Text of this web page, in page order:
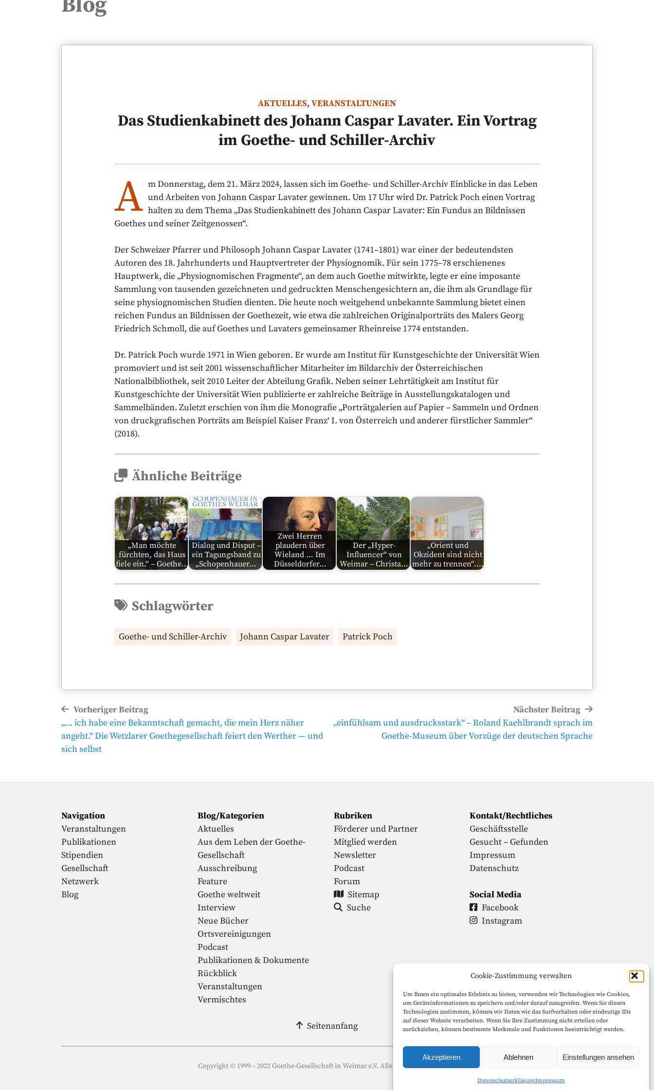
Cookie-Zustimmung verwalten
Um Ihnen ein optimales Erlebnis zu bieten, verwenden wir Technologien wie Cookies,
um Geräteinformationen zu speichern und/oder darauf zuzugreifen. Wenn Sie diesen
Technologien zustimmen, können wir Daten wie das Surfverhalten oder eindeutige IDs
auf dieser Website verarbeiten. Wenn Sie Ihre Zustimmung nicht erteilen oder
zurückziehen, können bestimmte Merkmale und Funktionen beeinträchtigt werden.
Akzeptieren Ablehnen Einstellungen ansehen
DatenschutzerklärungImpressum
AKTUELLES, VERANSTALTUNGEN
Das Studienkabinett des Johann Caspar Lavater. Ein Vortrag
im Goethe- und Schiller-Archiv
A m Donnerstag, dem 21. März 2024, lassen sich im Goethe- und Schiller-Archiv Einblicke in das Leben
und Arbeiten von Johann Caspar Lavater gewinnen. Um 17 Uhr wird Dr. Patrick Poch einen Vortrag
halten zu dem Thema „Das Studienkabinett des Johann Caspar Lavater: Ein Fundus an Bildnissen
Goethes und seiner Zeitgenossen“.
Der Schweizer Pfarrer und Philosoph Johann Caspar Lavater (1741–1801) war einer der bedeutendsten
Autoren des 18. Jahrhunderts und Hauptvertreter der Physiognomik. Für sein 1775–78 erschienenes
Hauptwerk, die „Physiognomischen Fragmente“, an dem auch Goethe mitwirkte, legte er eine imposante
Sammlung von tausenden gezeichneten und gedruckten Menschengesichtern an, die ihm als Grundlage für
seine physiognomischen Studien dienten. Die heute noch weitgehend unbekannte Sammlung bietet einen
reichen Fundus an Bildnissen der Goethezeit, wie etwa die zahlreichen Originalporträts des Malers Georg
Friedrich Schmoll, die auf Goethes und Lavaters gemeinsamer Rheinreise 1774 entstanden.
Dr. Patrick Poch wurde 1971 in Wien geboren. Er wurde am Institut für Kunstgeschichte der Universität Wien
promoviert und ist seit 2001 wissenschaftlicher Mitarbeiter im Bildarchiv der Österreichischen
Nationalbibliothek, seit 2010 Leiter der Abteilung Grafik. Neben seiner Lehrtätigkeit am Institut für
Kunstgeschichte der Universität Wien publizierte er zahlreiche Beiträge in Ausstellungskatalogen und
Sammelbänden. Zuletzt erschien von ihm die Monografie „Porträtgalerien auf Papier – Sammeln und Ordnen
von druckgrafischen Porträts am Beispiel Kaiser Franz‘ I. von Österreich und anderer fürstlicher Sammler“
(2018).
Ähnliche Beiträge
„Man möchte
fürchten, das Haus
fiele ein.“ – Goethe…
Dialog und Disput –
ein Tagungsband zu
„Schopenhauer…
Zwei Herren
plaudern über
Wieland … Im
Düsseldorfer…
Der „Hyper-
Influencer“ von
Weimar – Christa…
„Orient und
Okzident sind nicht
mehr zu trennen“.…
Schlagwörter
Goethe- und Schiller-Archiv Johann Caspar Lavater Patrick Poch
Beitragsnavigation
Vorheriger Beitrag
Vorheriger
Beitrag
„… ich habe eine Bekanntschaft gemacht, die mein Herz näher
angeht.“ Die Wetzlarer Goethegesellschaft feiert den Werther — und
sich selbst
Nächster Beitrag
Nächster
„einfühlsam und ausdrucksstark“ – Roland Kaehlbrandt sprach im
Goethe-Museum über Vorzüge der deutschen Sprache
Navigation
Veranstaltungen
Publikationen
Stipendien
Gesellschaft
Netzwerk
Blog
Blog/Kategorien
Aktuelles
Aus dem Leben der Goethe-
Gesellschaft
Ausschreibung
Feature
Goethe weltweit
Interview
Neue Bücher
Ortsvereinigungen
Podcast
Publikationen & Dokumente
Rückblick
Veranstaltungen
Vermischtes
Rubriken
Förderer und Partner
Mitglied werden
Newsletter
Podcast
Forum
Sitemap
Suche
Kontakt/Rechtliches
Geschäftsstelle
Gesucht – Gefunden
Impressum
Datenschutz
Social Media
Facebook
Instagram
Seitenanfang
Copyright © 1999 – 2022 Goethe-Gesellschaft in Weimar e.V. Alle Rechte vorbehalten.